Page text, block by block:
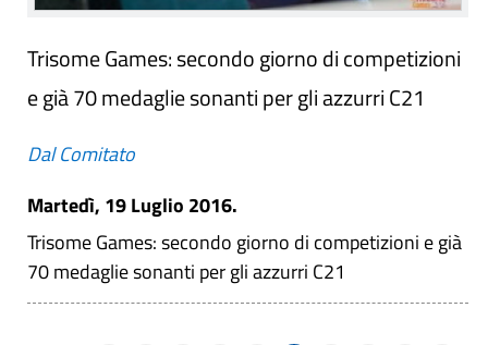
Trisome Games: secondo giorno di competizioni
e già 70 medaglie sonanti per gli azzurri C21
Dal Comitato
Martedì, 19 Luglio 2016.
Trisome Games: secondo giorno di competizioni e già
70 medaglie sonanti per gli azzurri C21